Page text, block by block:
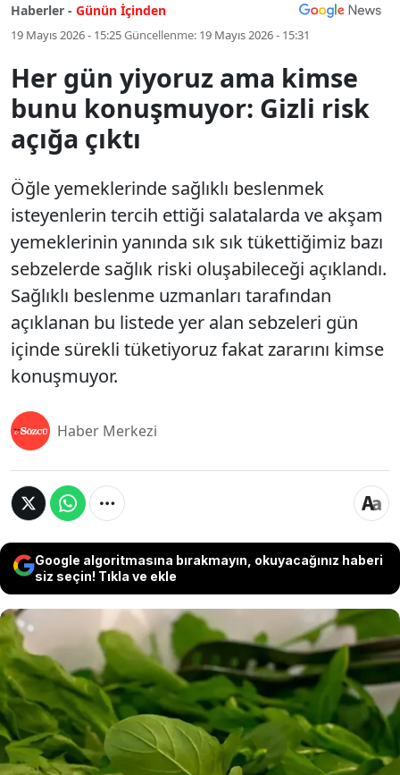
Haberler - Günün İçinden
19 Mayıs 2026 - 15:25Güncellenme: 19 Mayıs 2026 - 15:31
Her gün yiyoruz ama kimse
bunu konuşmuyor: Gizli risk
açığa çıktı
Öğle yemeklerinde sağlıklı beslenmek
isteyenlerin tercih ettiği salatalarda ve akşam
yemeklerinin yanında sık sık tükettiğimiz bazı
sebzelerde sağlık riski oluşabileceği açıklandı.
Sağlıklı beslenme uzmanları tarafından
açıklanan bu listede yer alan sebzeleri gün
içinde sürekli tüketiyoruz fakat zararını kimse
konuşmuyor.
Haber Merkezi
Google algoritmasına bırakmayın, okuyacağınız haberi
siz seçin! Tıkla ve ekle
Öğle yemeklerinde sağlıklı beslenmek
isteyenlerin tercih ettiği salatalarda ve akşam
yemeklerinin yanında sık sık tükettiğimiz bazı
sebzelerde sağlık riski oluşabileceği açıklandı.
Sağlıklı beslenme uzmanları tarafından açıklanan
bu listede yer alan sebzeleri gün içinde sürekli